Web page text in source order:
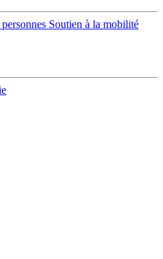
Soutien à la mobilité